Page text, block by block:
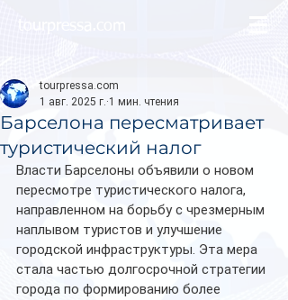
Барселона пересматривает
туристический налог
tourpressa.com
1 авг. 2025 г. 1 мин. чтения
Власти Барселоны объявили о новом
пересмотре туристического налога,
направленном на борьбу с чрезмерным
наплывом туристов и улучшение
городской инфраструктуры. Эта мера
стала частью долгосрочной стратегии
города по формированию более